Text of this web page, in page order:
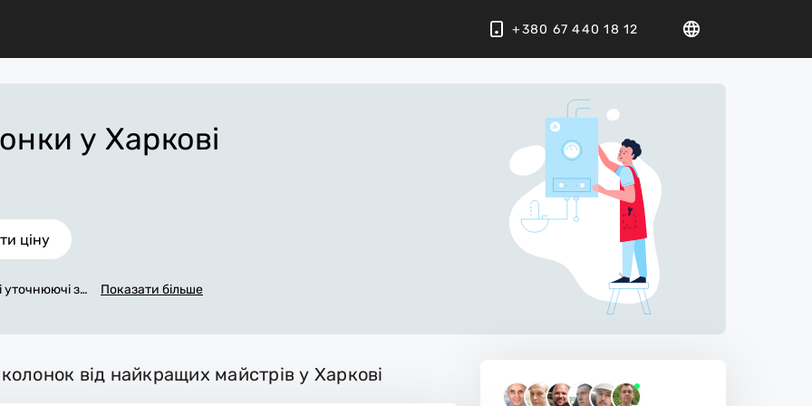
+380 67 440 18 12
у Харкові
ціну
уточнюючі за
матеріали. В
Показати більше
колонок від найкращих майстрів у Харкові